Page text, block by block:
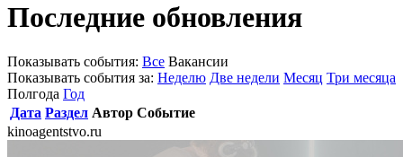
Последние обновления
Показывать события: Все Вакансии
Показывать события за: Неделю Две недели Месяц Три месяца
Полгода Год
Дата Раздел Автор Событие
kinoagentstvo.ru